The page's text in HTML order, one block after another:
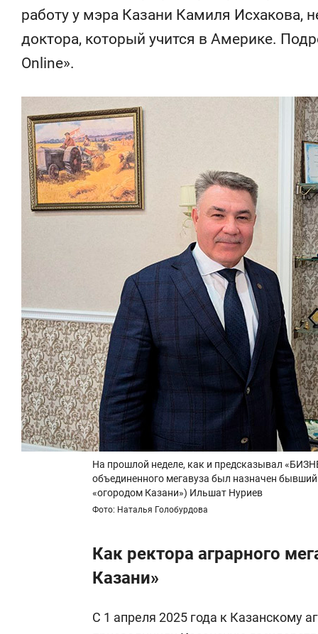
работу у мэра Казани Камиля Исхакова,
доктора, который учится в Америке.
Online».
На прошлой неделе, как и предсказывал
объединенного мегавуза был назначен
«огородом Казани») Ильшат Нуриев
Фото: Наталья Голобурдова
Как ректора аграрного
Казани»
С 1 апреля 2025 года к Казанскому